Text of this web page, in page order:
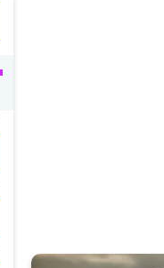
Kvalita vzduchu v